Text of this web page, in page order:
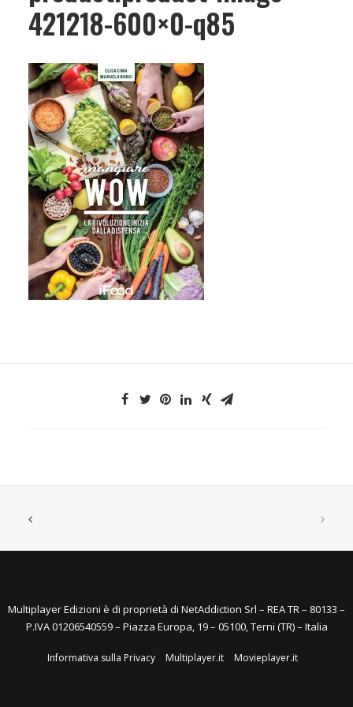
421218-600×0-q85
Multiplayer Edizioni è di proprietà di NetAddiction Srl – REA TR – 80133 –
P.IVA 01206540559 – Piazza Europa, 19 – 05100, Terni (TR) – Italia
Informativa sulla Privacy Multiplayer.it Movieplayer.it